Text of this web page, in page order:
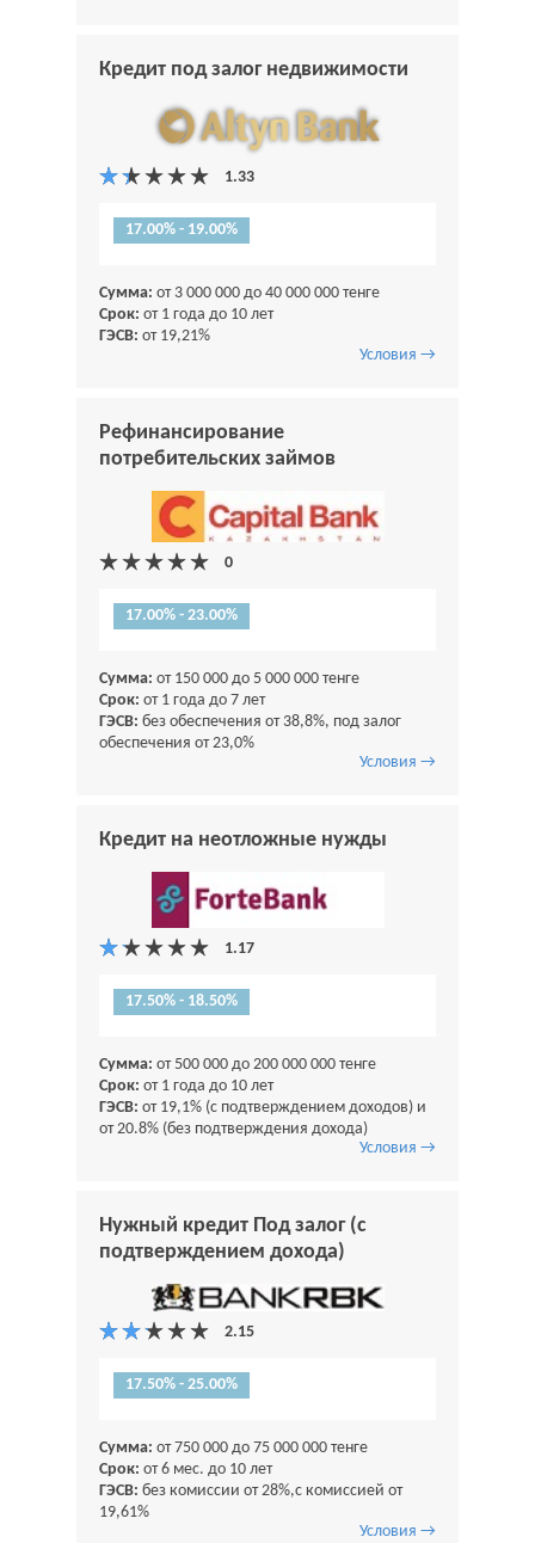
Кредит под залог недвижимости
17.00% - 19.00%
Сумма: от 3 000 000 до 40 000 000 тенге
Срок: от 1 года до 10 лет
ГЭСВ: от 19,21%
Условия →
Рефинансирование
потребительских займов
17.00% - 23.00%
Сумма: от 150 000 до 5 000 000 тенге
Срок: от 1 года до 7 лет
ГЭСВ: без обеспечения от 38,8%, под залог
обеспечения от 23,0%
Условия →
Кредит на неотложные нужды
17.50% - 18.50%
Сумма: от 500 000 до 200 000 000 тенге
Срок: от 1 года до 10 лет
ГЭСВ: от 19,1% (с подтверждением доходов) и
от 20.8% (без подтверждения дохода)
Условия →
Нужный кредит Под залог (с
подтверждением дохода)
17.50% - 25.00%
Сумма: от 750 000 до 75 000 000 тенге
Срок: от 6 мес. до 10 лет
ГЭСВ: без комиссии от 28%,с комиссией от
19,61%
Условия →